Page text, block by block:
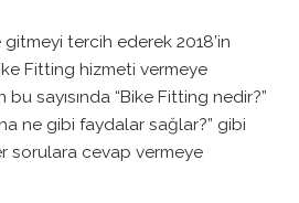
tercih ederek 2018’in
Fitting hizmeti vermeye
bu sayısında “Bike Fitting nedir?”
ne gibi faydalar sağlar?” gibi
sorulara cevap vermeye